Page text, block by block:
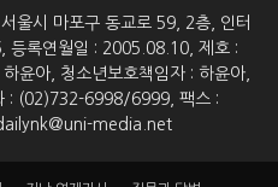
울시 마포구 동교로 59, 2층, 인터
등록연월일 : 2005.08.10, 제호 :
윤아, 청소년보호책임자 : 하윤아,
: (02)732-6998/6999, 팩스 :
media.net